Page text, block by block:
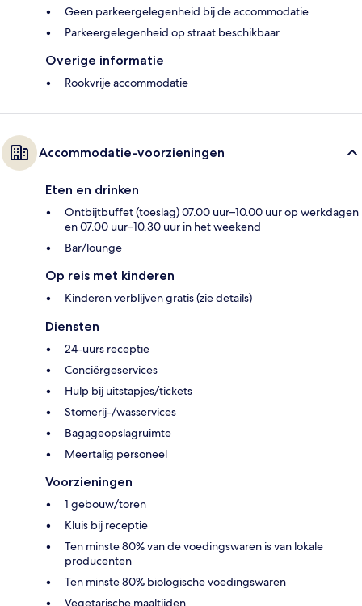
Geen parkeergelegenheid bij de accommodatie
Parkeergelegenheid op straat beschikbaar
Overige informatie
Rookvrije accommodatie
Accommodatie-voorzieningen
Eten en drinken
Ontbijtbuffet (toeslag) 07.00 uur–10.00 uur op werkdagen
en 07.00 uur–10.30 uur in het weekend
Bar/lounge
Op reis met kinderen
Kinderen verblijven gratis (zie details)
Diensten
24-uurs receptie
Conciërgeservices
Hulp bij uitstapjes/tickets
Stomerij-/wasservices
Bagageopslagruimte
Meertalig personeel
Voorzieningen
1 gebouw/toren
Kluis bij receptie
Ten minste 80% van de voedingswaren is van lokale
producenten
Ten minste 80% biologische voedingswaren
Vegetarische maaltijden